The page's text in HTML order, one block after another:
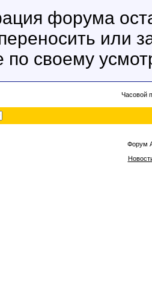
форума
или
по своему
Часовой
Форум